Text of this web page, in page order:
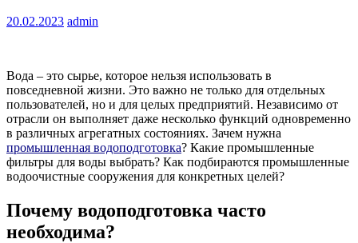
20.02.2023 admin
Вода – это сырье, которое нельзя использовать в
повседневной жизни. Это важно не только для отдельных
пользователей, но и для целых предприятий. Независимо от
отрасли он выполняет даже несколько функций одновременно
в различных агрегатных состояниях. Зачем нужна
промышленная водоподготовка? Какие промышленные
фильтры для воды выбрать? Как подбираются промышленные
водоочистные сооружения для конкретных целей?
Почему водоподготовка часто
необходима?